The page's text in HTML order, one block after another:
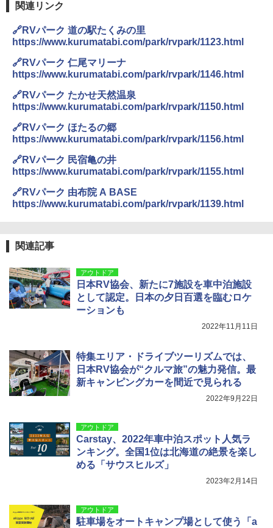
テント ワンタッチ RENEW 幅200 2-3人用 43
500002(89147)
￥5,499
[キャンパーズコレクション 山善] 傘みたいに
広げるだけ パッとサッとテント ブラックコ
ーティング フルクローズ メッシュ 3-4人用
簡単設置 ポップアップテント エクルベージ
ュ(BC仕様) PATC-150B(EB)
￥8,991
Coleman(コールマン) ツーリングドーム/LD
X 2人用 3人用 キャンプ アウトドア フェス
￥6,459
ポインターライト 強力 小型 緑色/赤色/青紫色
USB充電式 高精度 超長距離照射 長時間使用
可能 安全ロック付き 高安全性 金属製耐久 コ
ンパクト多機能設計 持ち運び便利 アウトド
ア/オフィス/教育現場/展示会用 緑
￥1,180
電動エアーポンプ SUP用 20PSI 電動ポンプ
ゴムボート 空気入れ 空気抜き 自動停止 過熱
￥7,299
関連リンク
🔗RVパーク 道の駅たくみの里
https://www.kurumatabi.com/park/rvpark/1123.html
🔗RVパーク 仁尾マリーナ
https://www.kurumatabi.com/park/rvpark/1146.html
🔗RVパーク たかせ天然温泉
https://www.kurumatabi.com/park/rvpark/1150.html
🔗RVパーク ほたるの郷
https://www.kurumatabi.com/park/rvpark/1156.html
🔗RVパーク 民宿亀の井
https://www.kurumatabi.com/park/rvpark/1155.html
🔗RVパーク 由布院 A BASE
https://www.kurumatabi.com/park/rvpark/1139.html
関連記事
アウトドア
日本RV協会、新たに7施設を車中泊施設
として認定。日本の夕日百選を臨むロケ
ーションも
2022年11月11日
特集エリア・ドライブツーリズムでは、
日本RV協会が“クルマ旅”の魅力発信。最
新キャンピングカーを間近で見られる
2022年9月22日
アウトドア
Carstay、2022年車中泊スポット人気ラ
ンキング。全国1位は北海道の絶景を楽し
める「サウスヒルズ」
2023年2月14日
アウトドア
駐車場をオートキャンプ場として使う「a